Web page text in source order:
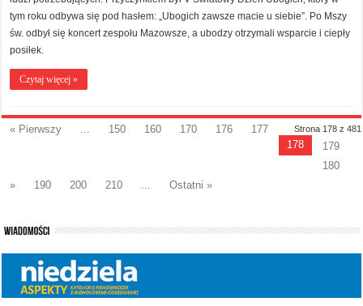
tym roku odbywa się pod hasłem: „Ubogich zawsze macie u siebie”. Po Mszy
św. odbył się koncert zespołu Mazowsze, a ubodzy otrzymali wsparcie i ciepły
posiłek.
Czytaj więcej »
Strona 178 z 481
« Pierwszy 150 160 170 176
177
178
179
180
»
190 200 210 Ostatni »